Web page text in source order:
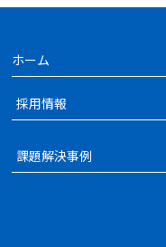
ホーム
採用情報
課題解決事例